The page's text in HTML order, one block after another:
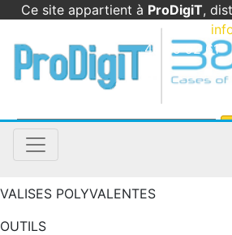
Ce site appartient à ProDigiT,
B&W International en France
46 05 92 61
VALISES POLYVALENTES
OUTILS